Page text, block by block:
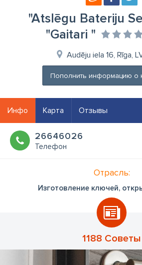
"Atslēgu Bateriju
"Gaitari "
Audēju iela 16, Rīga,
Пополнить информацию о
Инфо Карта Отзывы
26646026
Телефон
Отрасль:
Изготовление ключей,
1188 Советы